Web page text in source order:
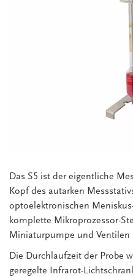
Das S5 ist der eigentliche
Kopf des autarken
optoelektronischen
komplette Mikroprozessor-
Miniaturpumpe und Ventilen
Die Durchlaufzeit der Probe
geregelte Infrarot-